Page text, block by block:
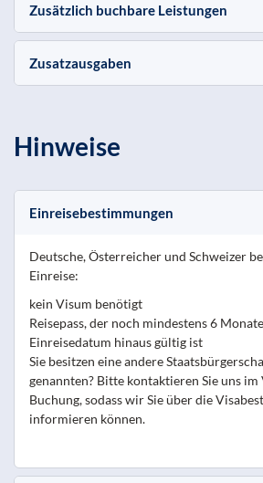
Zusätzlich buchbare Leistungen
Zusatzausgaben
Hinweise
Einreisebestimmungen
Deutsche, Österreicher und Schweizer
Einreise:
kein Visum benötigt
Reisepass, der noch mindestens 6
Einreisedatum hinaus gültig ist
Sie besitzen eine andere
genannten? Bitte kontaktieren Sie uns
Buchung, sodass wir Sie über die
informieren können.